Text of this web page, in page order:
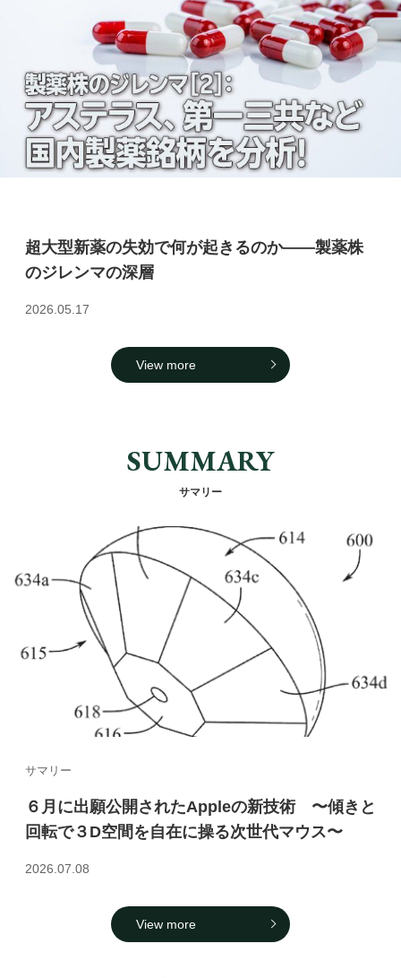
超大型新薬の失効で何が起きるのか――製薬株
のジレンマの深層
2026.05.17
View more
SUMMARY
サマリー
サマリー
６月に出願公開されたAppleの新技術 〜傾きと
回転で３D空間を自在に操る次世代マウス〜
2026.07.08
View more